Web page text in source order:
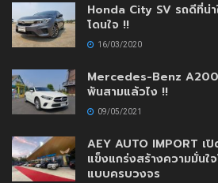
Honda City SV รถดีที่น่
โดนใจ !!
16/03/2020
Mercedes-Benz
พันสามแล้วไง !!
09/05/2021
AEY AUTO IMPORT เ
แข็งแกร่งสร้างความมั่นใ
แบบครบวงจร